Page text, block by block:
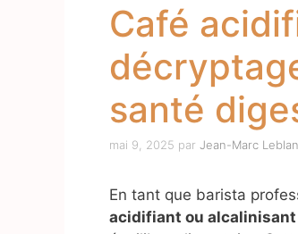
Café
santé
mai 9, 2025 par Jean-Marc
En tant que barista
acidifiant ou alcalinisant